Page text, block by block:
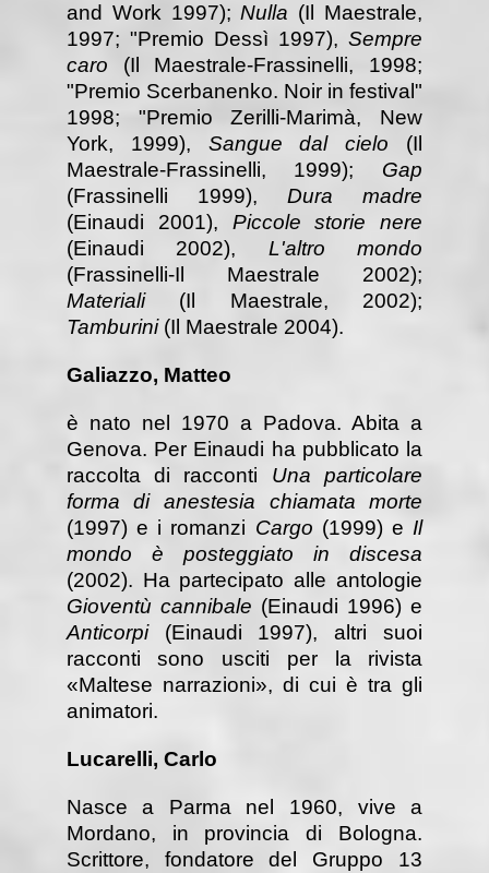
and Work 1997);Nulla (Il Maestrale,
1997; "Premio Dessì 1997),Sempre
caro (Il Maestrale-Frassinelli, 1998;
"Premio Scerbanenko. Noir in festival"
1998; "Premio Zerilli-Marimà, New
York, 1999), Sangue dal cielo (Il
Maestrale-Frassinelli, 1999); Gap
(Frassinelli 1999),Dura madre
(Einaudi 2001), Piccole storie nere
(Einaudi 2002), L'altro mondo
(Frassinelli-Il Maestrale 2002);
Materiali(Il Maestrale, 2002);
Tamburini(Il Maestrale 2004).
Galiazzo, Matteo
è nato nel 1970 a Padova. Abita a
Genova. Per Einaudi ha pubblicato la
raccolta di racconti Una particolare
forma di anestesia chiamata morte
(1997) e i romanzi Cargo (1999) eIl
mondo è posteggiato in discesa
(2002). Ha partecipato alle antologie
Gioventù cannibale (Einaudi 1996) e
Anticorpi(Einaudi 1997), altri suoi
racconti sono usciti per la rivista
«Maltese narrazioni», di cui è tra gli
animatori.
Lucarelli, Carlo
Nasce a Parma nel 1960, vive a
Mordano, in provincia di Bologna.
Scrittore, fondatore del Gruppo 13